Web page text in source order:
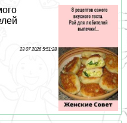
23 07 2026 5:51:28